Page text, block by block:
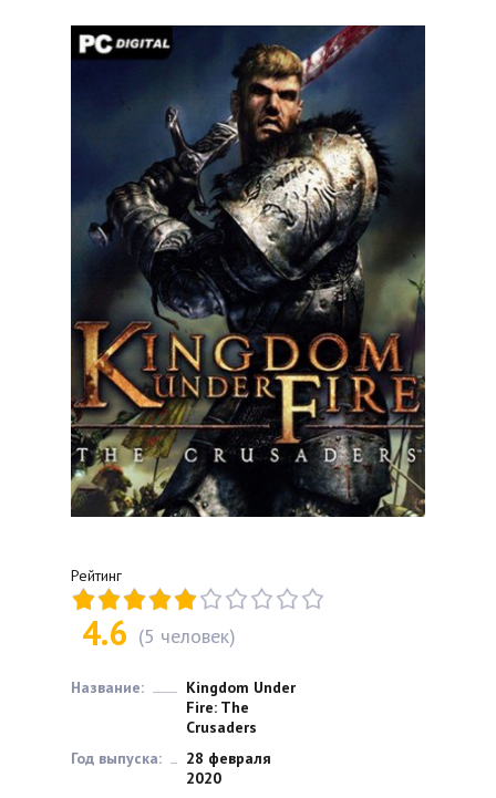
Рейтинг
4.6 (5 человек)
Название:
Kingdom Under
Fire: The
Crusaders
Год выпуска:
28 февраля
2020